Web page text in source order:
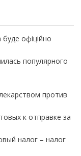
офіційно
популярного
против
к отправке за
налог – налог